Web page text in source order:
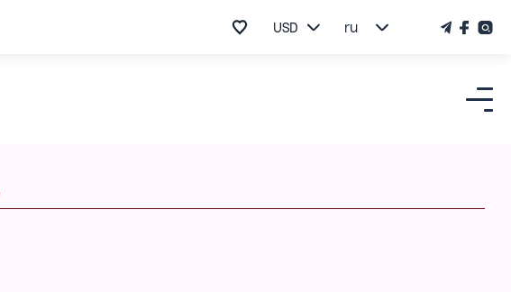
USD ru